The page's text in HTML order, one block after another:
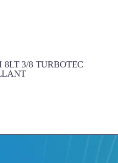
3/8 TURBOTEC